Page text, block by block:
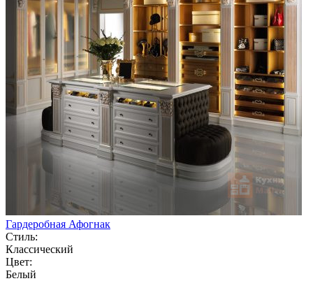
Гардеробная Афогнак
Стиль:
Классический
Цвет:
Белый